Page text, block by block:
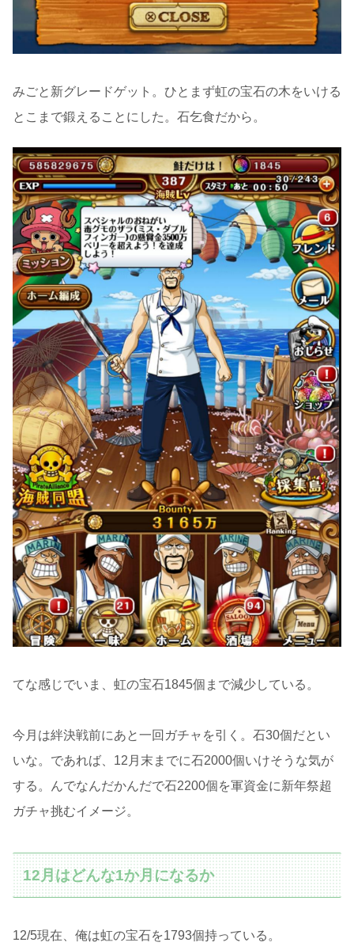
みごと新グレードゲット。ひとまず虹の宝石の木をいける
とこまで鍛えることにした。石乞食だから。
てな感じでいま、虹の宝石1845個まで減少している。
今月は絆決戦前にあと一回ガチャを引く。石30個だとい
いな。であれば、12月末までに石2000個いけそうな気が
する。んでなんだかんだで石2200個を軍資金に新年祭超
ガチャ挑むイメージ。
12月はどんな1か月になるか
12/5現在、俺は虹の宝石を1793個持っている。